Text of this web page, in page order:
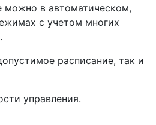
можно в автоматическом,
с учетом многих
расписание, так и
управления.